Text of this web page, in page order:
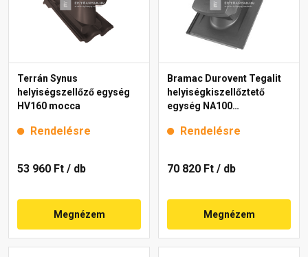
Terrán Synus
helyiségszellőző egység
HV160 mocca
Rendelésre
53 960 Ft / db
Megnézem
Bramac Durovent Tegalit
helyiségkiszellőztető
egység NA100
Rendelésre
70 820 Ft / db
Megnézem